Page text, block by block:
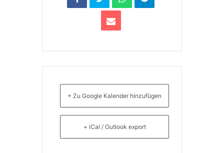
+ Zu Google Kalender hinzufügen
+ iCal / Outlook export